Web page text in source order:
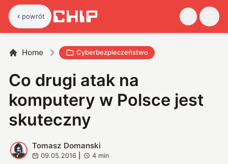
powrót
Home Cyberbezpieczeństwo
Co drugi atak na
komputery w Polsce jest
skuteczny
T
Tomasz Domanski
09.05.2016 4 min